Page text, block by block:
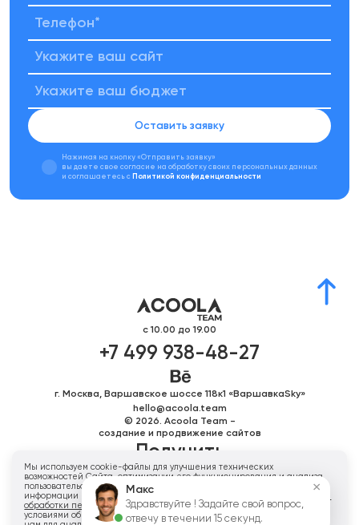
Оставить заявку
Нажимая на кнопку «Отправить заявку»
вы даете свое согласие на обработку своих персональных данных
и соглашаетесь с Политикой конфиденциальности
с 10.00 до 19.00
+7 499 938-48-27
г. Москва, Варшавское шоссе 118к1 «ВаршавкаSky»
hello@acoola.team
© 2026. Acoola Team -
создание и продвижение сайтов
Получить
персональное
предложение
Мы используем cookie-файлы для улучшения технических
возможностей Сайта, оптимизации его функционирования и анализа
пользовательской активности. Для получения дополнительной
информации вы можете ознакомиться с нашей
обработки персональных данных. Нажимая «ОК», вы соглашаетесь с
условиями обработки cookie и данных о поведении на сайте, нужных
×
Макс
Здравствуйте ! Задайте свой вопрос,
отвечу в течении 15 секунд.